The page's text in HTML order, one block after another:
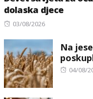
dolaska djece
Posted
03/08/2026
Na
Posted
04/08/